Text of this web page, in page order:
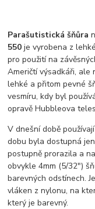
Parašutistická šňůra
550 je vyrobena z
pro použití na
Američtí výsadkáři, ale
lehké a přitom pevné
vesmíru, kdy byl
opravě Hubbleova
V dnešní době
dobu byla dostupná
postupně prorazila a
obvykle 4mm (5/32")
barevných odstínech.
vláken z nylonu, na
který je barevný.